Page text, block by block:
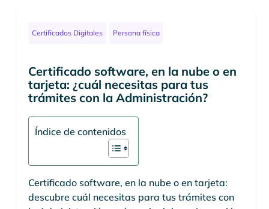
Certificados Digitales Persona física
Certificado software, en la nube o en
tarjeta: ¿cuál necesitas para tus
trámites con la Administración?
Índice de contenidos
Certificado software, en la nube o en tarjeta:
descubre cuál necesitas para tus trámites con